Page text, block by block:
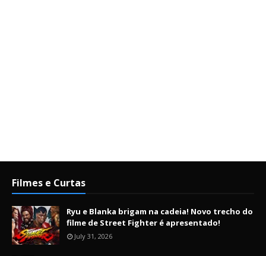
Filmes e Curtas
Ryu e Blanka brigam na cadeia! Novo trecho do
filme de Street Fighter é apresentado!
July 31, 2026